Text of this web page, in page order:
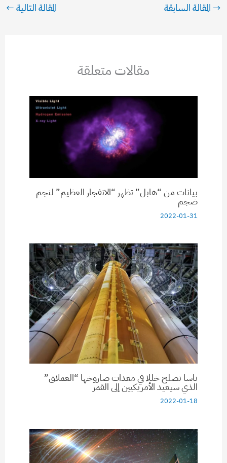
→ المقالة السابقة المقالة التالية←
مقالات متعلقة
بيانات من “هابل” تظهر “الانفجار العظيم” لنجم
ضجم
2022-01-31
ناسا تصلح خللا في معدات صاروخها “العملاق”
الذي سيعيد الأمريكيين إلى القمر
2022-01-18